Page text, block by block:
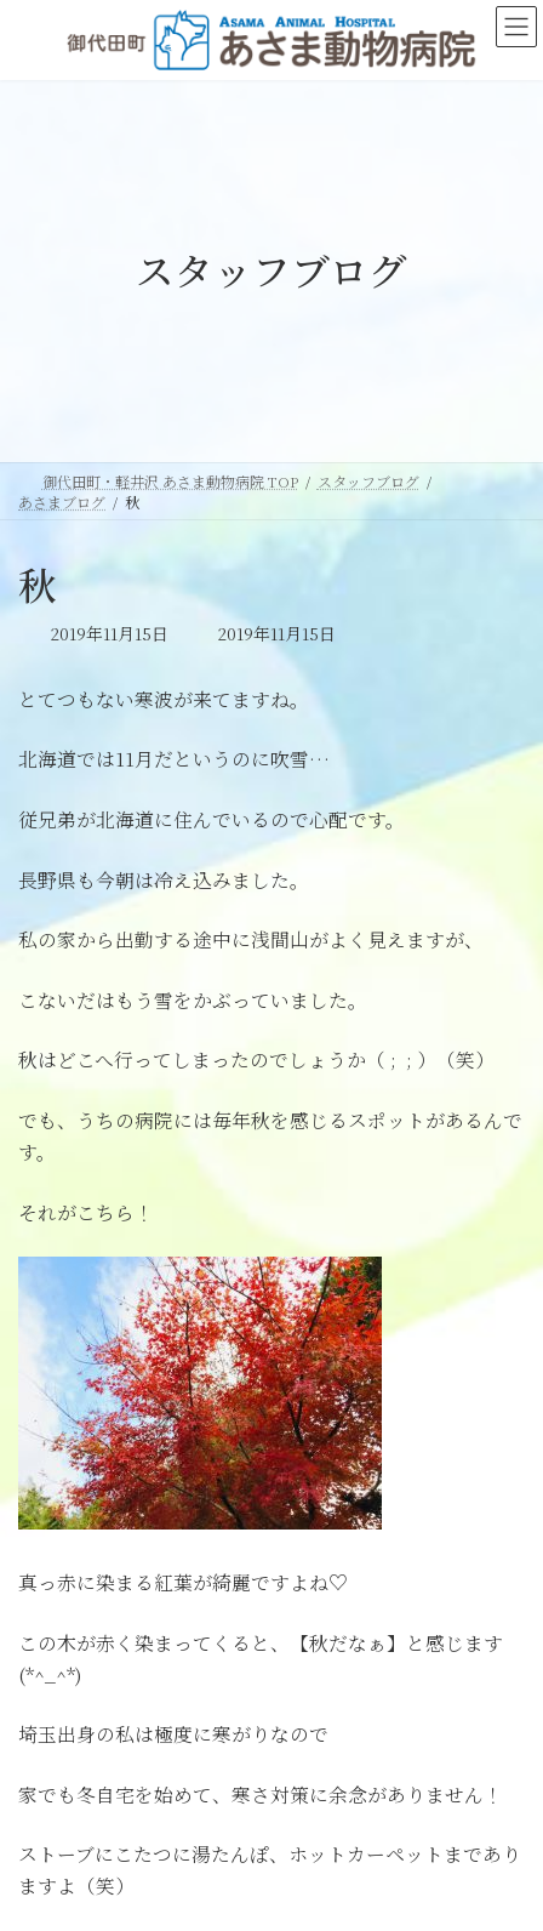
スタッフブログ
御代田町・軽井沢 あさま動物病院 TOP
スタッフブログ
あさまブログ
秋
秋
2019年11月15日
最
新
時
2019年11月15日
とてつもない寒波が来てますね。
北海道では11月だというのに吹雪…
従兄弟が北海道に住んでいるので心配です。
長野県も今朝は冷え込みました。
私の家から出勤する途中に浅間山がよく見えますが、
こないだはもう雪をかぶっていました。
秋はどこへ行ってしまったのでしょうか（ ; ; ）（笑）
でも、うちの病院には毎年秋を感じるスポットがあるんで
す。
それがこちら！
真っ赤に染まる紅葉が綺麗ですよね♡
この木が赤く染まってくると、【秋だなぁ】と感じます
(*^_^*)
埼玉出身の私は極度に寒がりなので
家でも冬自宅を始めて、寒さ対策に余念がありません！
ストーブにこたつに湯たんぽ、ホットカーペットまであり
ますよ（笑）